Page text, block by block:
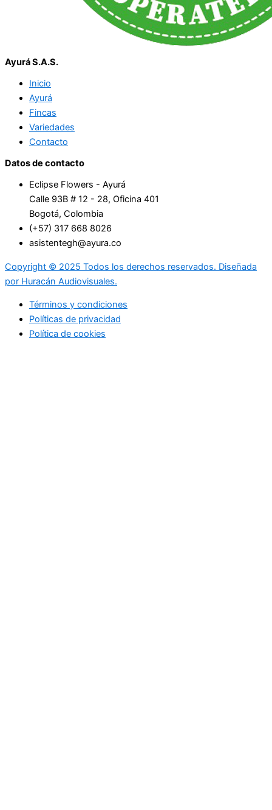
Ayurá S.A.S.
Inicio
Ayurá
Fincas
Variedades
Contacto
Datos de contacto
Eclipse Flowers - Ayurá
Calle 93B # 12 - 28, Oficina 401
Bogotá, Colombia
(+57) 317 668 8026
asistentegh@ayura.co
Copyright © 2025 Todos los derechos reservados. Diseñada
por Huracán Audiovisuales.
Términos y condiciones
Políticas de privacidad
Política de cookies